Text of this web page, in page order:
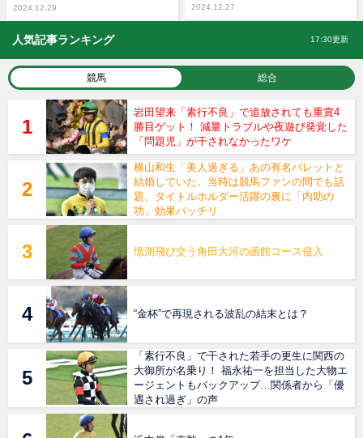
2024.12.29 2024.12.27
人気記事ランキング 17:30更新
競馬 総合
岩田望来「素行不良」で追放されても重賞4
勝目ゲット！ 減量トラブルや夜遊び発覚した
「問題児」が干されなかったワケ
横山和生「美人過ぎる」あの有名バレットと
結婚していた。当時は競馬ファンの間でも話
題、タイトルホルダー活躍の裏に「内助の
功」効果バッチリ
憶測飛び交う角田大河の函館コース侵入
“金杯”で再現される波乱の結末とは？
「素行不良」で干された若手の更生に関西の
大御所が名乗り！ 福永祐一を担当した大物エ
ージェントもバックアップ…関係者から「優
遇され過ぎ」の声